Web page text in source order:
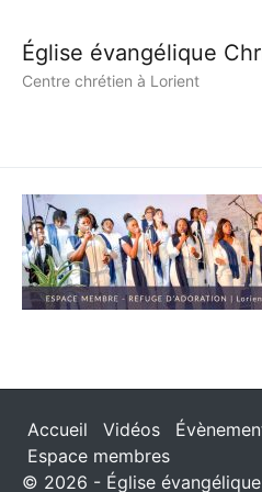
Église évangélique
Centre chrétien à Lorient
Accueil Vidéos
Espace membres
© 2026 - Église